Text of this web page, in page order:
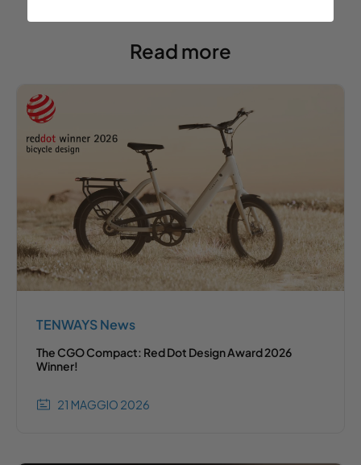
Read more
TENWAYS News
The CGO Compact: Red Dot Design Award 2026
Winner!
21 MAGGIO 2026